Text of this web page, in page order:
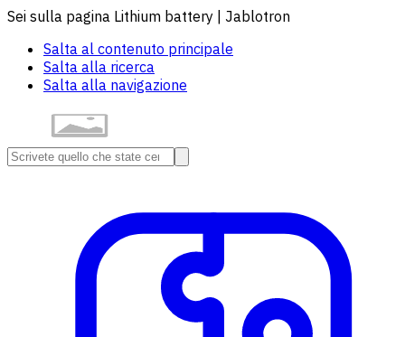
Sei sulla pagina Lithium battery | Jablotron
Salta al contenuto principale
Salta alla ricerca
Salta alla navigazione